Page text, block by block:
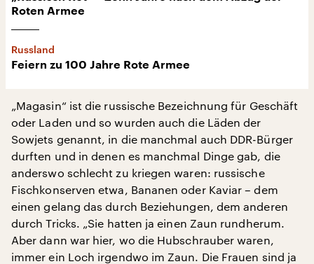
Roten Armee
Russland
Feiern zu 100 Jahre Rote Armee
„Magasin“ ist die russische Bezeichnung für Geschäft
oder Laden und so wurden auch die Läden der
Sowjets genannt, in die manchmal auch DDR-Bürger
durften und in denen es manchmal Dinge gab, die
anderswo schlecht zu kriegen waren: russische
Fischkonserven etwa, Bananen oder Kaviar – dem
einen gelang das durch Beziehungen, dem anderen
durch Tricks. „Sie hatten ja einen Zaun rundherum.
Aber dann war hier, wo die Hubschrauber waren,
immer ein Loch irgendwo im Zaun. Die Frauen sind ja